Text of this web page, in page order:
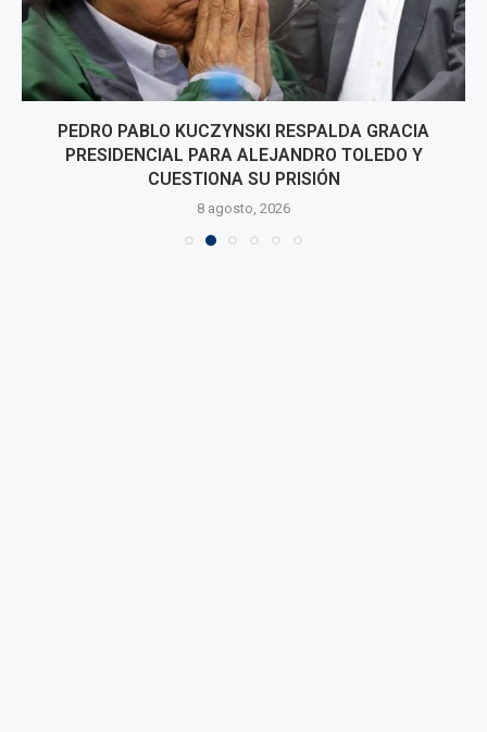
PEDRO PABLO KUCZYNSKI RESPALDA GRACIA
PRESIDENCIAL PARA ALEJANDRO TOLEDO Y
CUESTIONA SU PRISIÓN
8 agosto, 2026